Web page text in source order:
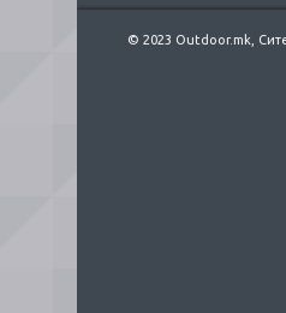
© 2023 Outdoor.mk,